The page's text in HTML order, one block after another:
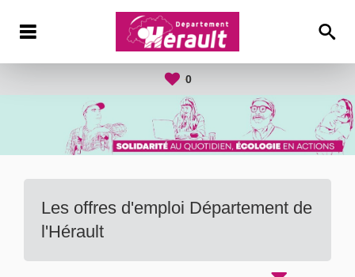
0
Les offres d'emploi Département de
l'Hérault